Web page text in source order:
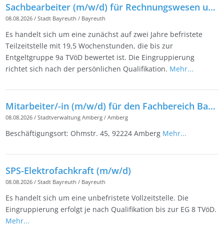
Sachbearbeiter (m/w/d) für Rechnungswesen und Controlling beim Friedrichsforum in Teilzeit
08.08.2026 /Stadt Bayreuth / Bayreuth
Es handelt sich um eine zunächst auf zwei Jahre befristete
Teilzeitstelle mit 19,5 Wochenstunden, die bis zur
Entgeltgruppe 9a TVöD bewertet ist. Die Eingruppierung
richtet sich nach der persönlichen Qualifikation. Mehr...
Mitarbeiter/-in (m/w/d) für den Fachbereich Bauhof
08.08.2026 /Stadtverwaltung Amberg /Amberg
Beschäftigungsort: Ohmstr. 45, 92224 Amberg Mehr...
SPS-Elektrofachkraft (m/w/d)
08.08.2026 /Stadt Bayreuth / Bayreuth
Es handelt sich um eine unbefristete Vollzeitstelle. Die
Eingruppierung erfolgt je nach Qualifikation bis zur EG 8 TVöD.
Mehr...